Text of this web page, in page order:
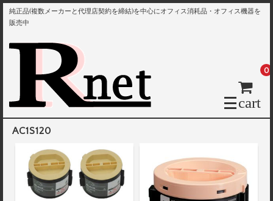
純正品(複数メーカーと代理店契約を締結)を中心にオフィス消耗品・オフィス機器を
販売中
cart
0
AC1S120